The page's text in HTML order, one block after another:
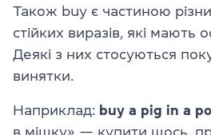
Також buy є частиною
стійких виразів, які мають
Деякі з них стосуються
винятки.
Наприклад: buy a pig in a
в мішку» — купити щось,